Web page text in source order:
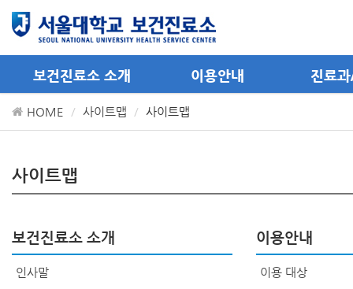
메뉴 바로가기
컨텐츠 바로가기
보건진료소 소개 이용안내 진료
HOME 사이트맵 사이트맵
사이트맵
보건진료소 소개
인사말
이용안내
이용 대상